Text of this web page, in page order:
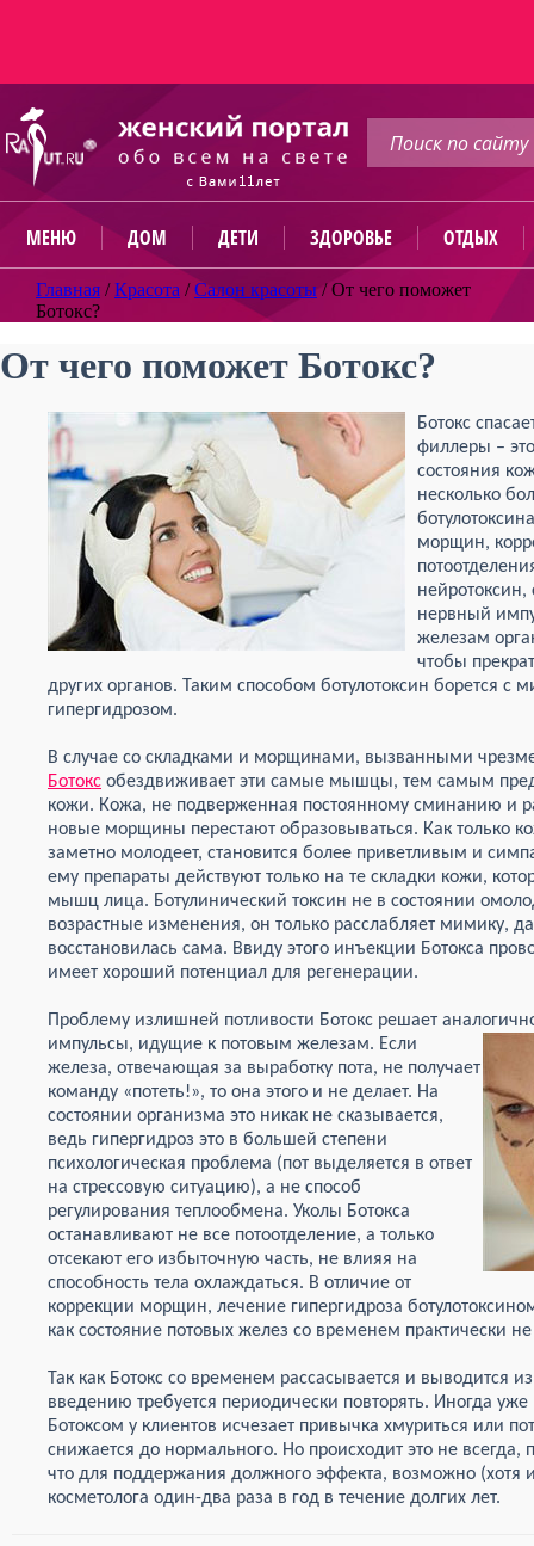
МЕНЮ ДОМ ДЕТИ ЗДОРОВЬЕ ОТДЫХ
Главная /Красота /Салон красоты /От чего поможет
Ботокс?
От чего поможет Ботокс?
Ботокс
филлеры –
состояния
несколько
морщин,
нервный
железам
чтобы
других органов. Таким способом ботулотоксин борется
гипергидрозом.
В случае со складками и морщинами, вызванными
Ботокс обездвиживает эти самые мышцы, тем самым
кожи. Кожа, не подверженная постоянному сминанию и
новые морщины перестают образовываться. Как только
заметно молодеет, становится более приветливым и
ему препараты действуют только на те складки кожи,
мышц лица. Ботулинический токсин не в состоянии
возрастные изменения, он только расслабляет мимику,
восстановилась сама. Ввиду этого инъекции Ботокса
имеет хороший потенциал для регенерации.
Проблему излишней потливости Ботокс решает
импульсы, идущие к потовым железам. Если
железа, отвечающая за выработку пота, не получает
команду «потеть!», то она этого и не делает. На
состоянии организма это никак не сказывается,
ведь гипергидроз это в большей степени
психологическая проблема (пот выделяется в ответ
на стрессовую ситуацию), а не способ
регулирования теплообмена. Уколы Ботокса
останавливают не все потоотделение, а только
отсекают его избыточную часть, не влияя на
способность тела охлаждаться. В отличие от
коррекции морщин, лечение гипергидроза
как состояние потовых желез со временем практически
Так как Ботокс со временем рассасывается и выводится
введению требуется периодически повторять. Иногда уже
Ботоксом у клиентов исчезает привычка хмуриться или
снижается до нормального. Но происходит это не
что для поддержания должного эффекта, возможно (хотя
косметолога один-два раза в год в течение долгих лет.